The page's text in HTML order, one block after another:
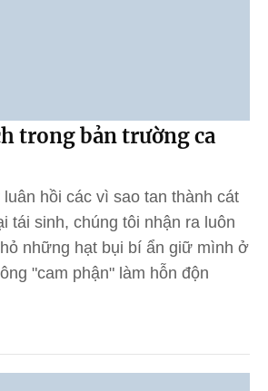
trong bản trường ca
hồi các vì sao tan thành cát
tái sinh, chúng tôi nhận ra luôn
những hạt bụi bí ẩn giữ mình ở
"cam phận" làm hỗn độn